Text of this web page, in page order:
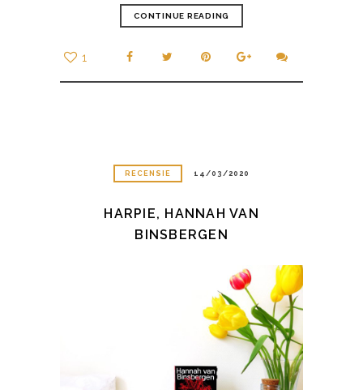
CONTINUE READING
1
RECENSIE 14/03/2020
HARPIE, HANNAH VAN
BINSBERGEN